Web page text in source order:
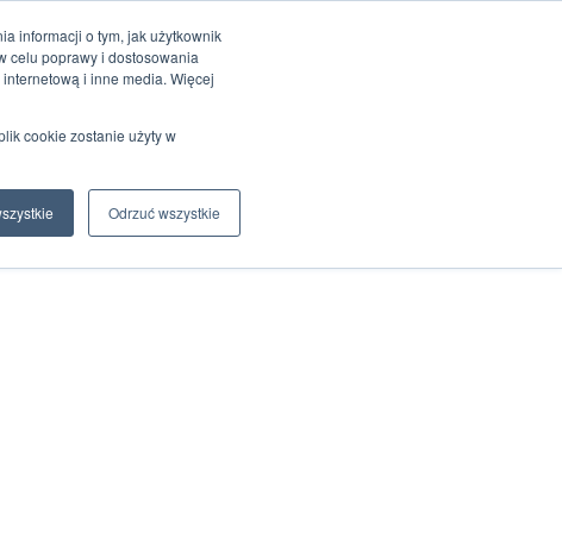
informacji o tym, jak użytkownik
celu poprawy i dostosowania
i inne media. Więcej
cookie zostanie użyty w
Odrzuć wszystkie